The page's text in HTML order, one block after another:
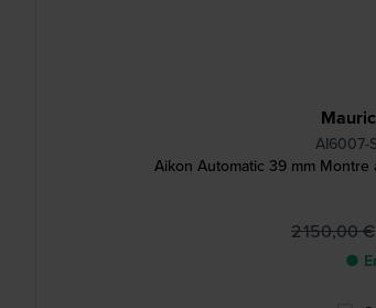
AI6007-
Aikon Automatic 39 mm
2 150,00 €
●